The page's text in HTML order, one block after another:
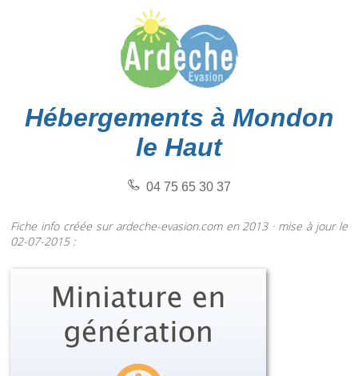
Hébergements à Mondon
le Haut
04 75 65 30 37
Fiche info créée sur ardeche-evasion.com en 2013 · mise à jour le
02-07-2015 :